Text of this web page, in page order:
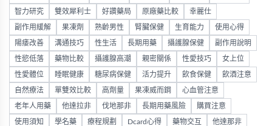
智力研究 雙效犀利士 好讚藥局 原廠藥比較 幸麗仕
副作用緩解 果凍劑 熟齡男性 腎臟保健 生育能力 使用心得
陽痿改善 溝通技巧 性生活 長期用藥 攝護腺保健 副作用說明
性慾低落 藥物比較 攝護腺高潮 親密關係 性愛技巧 女上位
性愛體位 睡眠健康 糖尿病保健 活力提升 飲食保健 飲酒注意
自然療法 單雙效比較 高劑量 果凍威而鋼 心血管注意
老年人用藥 他達拉非 伐地那非 長期用藥風險 購買注意
使用須知 學名藥 療程規劃 Dcard心得 藥物交互 他達那非